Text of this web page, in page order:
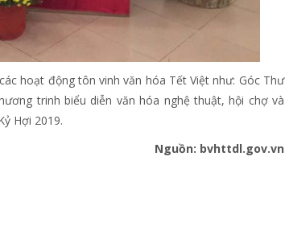
hoạt động tôn vinh văn hóa Tết Việt như: Góc Thư
trinh biểu diễn văn hóa nghệ thuật, hội chợ và
Hợi 2019.
Nguồn: bvhttdl.gov.vn